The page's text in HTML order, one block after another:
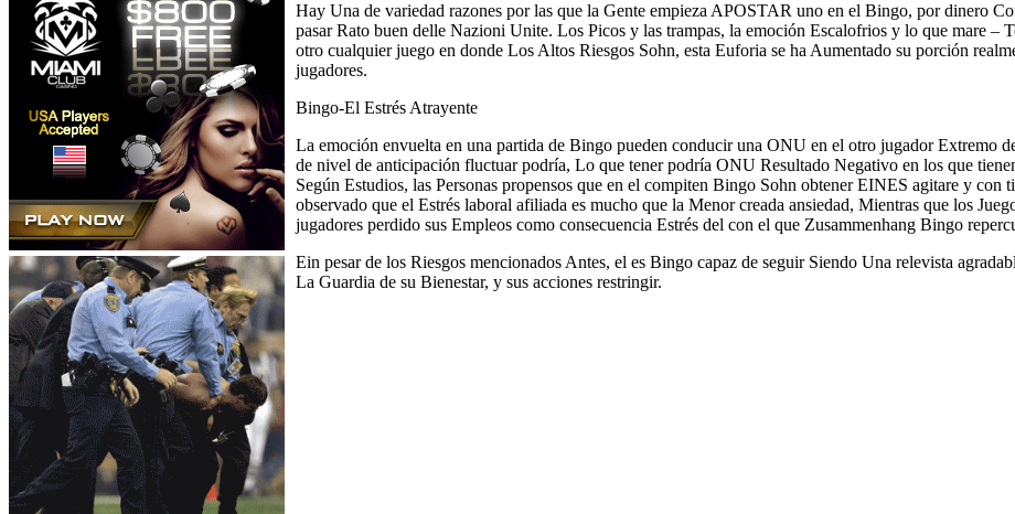
Hay Una de variedad razones por las que la Gente empieza APOSTAR uno en el Bingo, por dinero
pasar Rato buen delle Nazioni Unite. Los Picos y las trampas, la emoción Escalofrios y lo que mare –
otro cualquier juego en donde Los Altos Riesgos Sohn, esta Euforia se ha Aumentado su porción
jugadores.
Bingo-El Estrés Atrayente
La emoción envuelta en una partida de Bingo pueden conducir una ONU en el otro jugador Extremo
de nivel de anticipación fluctuar podría, Lo que tener podría ONU Resultado Negativo en los que
Según Estudios, las Personas propensos que en el compiten Bingo Sohn obtener EINES agitare y con
observado que el Estrés laboral afiliada es mucho que la Menor creada ansiedad, Mientras que los
jugadores perdido sus Empleos como consecuencia Estrés del con el que Zusammenhang Bingo
Ein pesar de los Riesgos mencionados Antes, el es Bingo capaz de seguir Siendo Una relevista
La Guardia de su Bienestar, y sus acciones restringir.